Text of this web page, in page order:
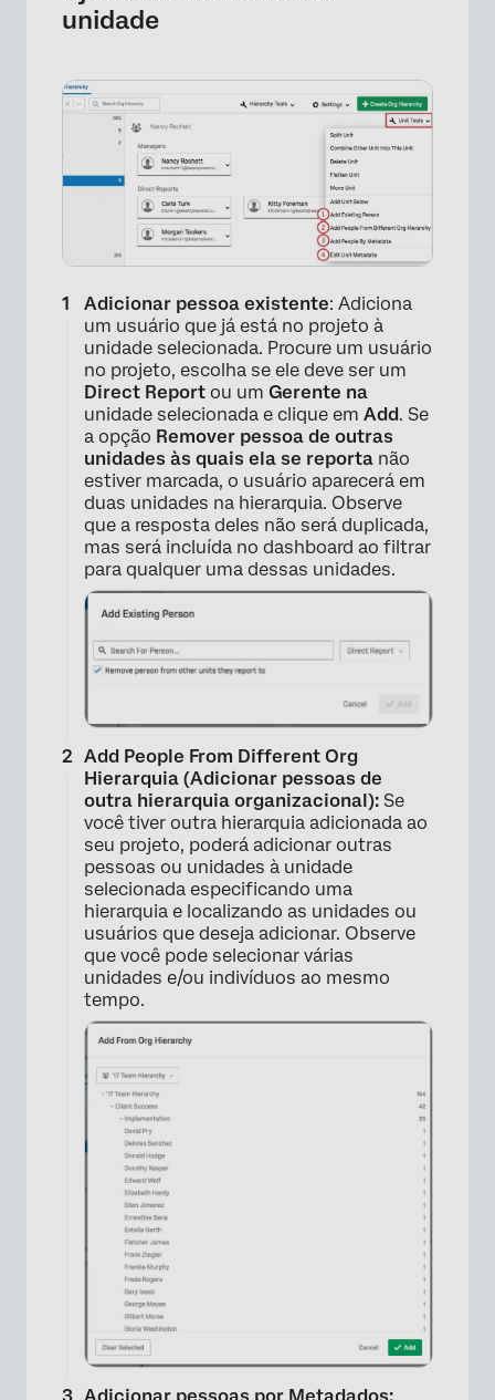
unidade
×
Adicionar pessoa existente: Adiciona
um usuário que já está no projeto à
unidade selecionada. Procure um usuário
no projeto, escolha se ele deve ser um
Direct Report ou um Gerente na
unidade selecionada e clique em Add. Se
a opção Remover pessoa de outras
unidades às quais ela se reporta não
estiver marcada, o usuário aparecerá em
duas unidades na hierarquia. Observe
que a resposta deles não será duplicada,
mas será incluída no dashboard ao filtrar
para qualquer uma dessas unidades.
Add People From Different Org
Hierarquia (Adicionar pessoas de
outra hierarquia organizacional): Se
você tiver outra hierarquia adicionada ao
seu projeto, poderá adicionar outras
pessoas ou unidades à unidade
selecionada especificando uma
hierarquia e localizando as unidades ou
usuários que deseja adicionar. Observe
que você pode selecionar várias
unidades e/ou indivíduos ao mesmo
tempo.